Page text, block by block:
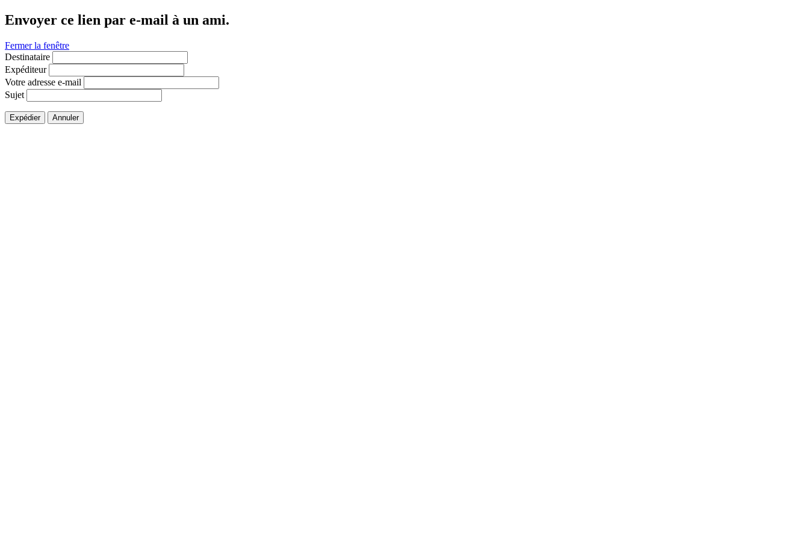
Envoyer ce lien par e-mail à un ami.
Fermer la fenêtre
Destinataire
Expéditeur
Votre adresse e-mail
Sujet
Expédier Annuler